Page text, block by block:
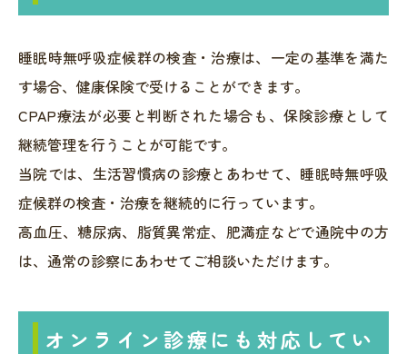
睡眠時無呼吸症候群の検査・治療は、一定の基準を満た
す場合、健康保険で受けることができます。
CPAP療法が必要と判断された場合も、保険診療として
継続管理を行うことが可能です。
当院では、生活習慣病の診療とあわせて、睡眠時無呼吸
症候群の検査・治療を継続的に行っています。
高血圧、糖尿病、脂質異常症、肥満症などで通院中の方
は、通常の診察にあわせてご相談いただけます。
オンライン診療にも対応してい